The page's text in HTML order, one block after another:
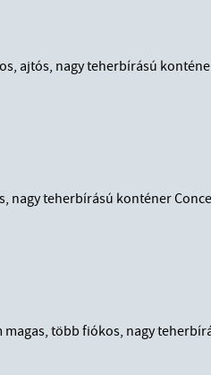
ajtós, nagy teherbírású
nagy teherbírású konténer
magas, több fiókos, nagy